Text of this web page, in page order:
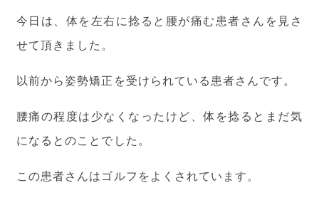
今日は、体を左右に捻ると腰が痛む患者さんを見さ
せて頂きました。
以前から姿勢矯正を受けられている患者さんです。
腰痛の程度は少なくなったけど、体を捻るとまだ気
になるとのことでした。
この患者さんはゴルフをよくされています。